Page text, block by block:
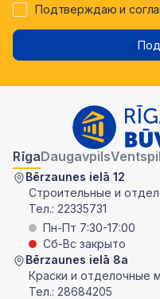
Подтверждаю и
RīgaDaugavpils
Bērzaunes ielā 12
Строительные и
Тел.: 22335731
Пн-Пт 7:30-17:00
Сб-Вс закрыто
Bērzaunes ielā 8a
Краски и отделочные
Тел.: 28684205